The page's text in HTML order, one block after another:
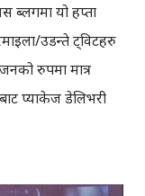
ब्लगमा यो हप्ता
उडन्ते ट्विटहरु
रुपमा मात्र
प्याकेज डेलिभरी
गरेका हुन् । बेजोजका